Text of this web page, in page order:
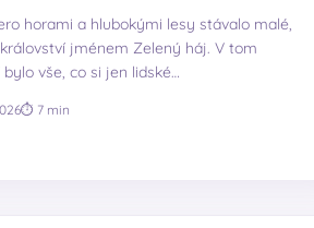
horami a hlubokými lesy stávalo malé,
jménem Zelený háj. V tom
vše, co si jen lidské…
⏱ 7 min